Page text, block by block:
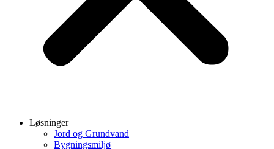
Løsninger
Jord og Grundvand
Bygningsmiljø